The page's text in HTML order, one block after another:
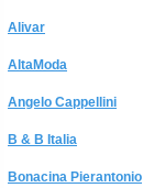
Alivar
AltaModa
Angelo Cappellini
B & B Italia
Bonacina Pierantonio